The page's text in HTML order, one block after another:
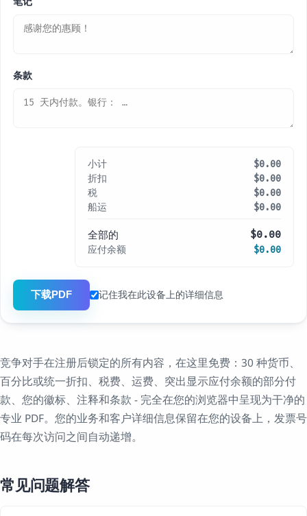
条款
小计 $0.00
折扣 $0.00
税 $0.00
船运 $0.00
全部的
$0.00
应付余额
$0.00
下载PDF 记住我在此设备上的详细信息
竞争对手在注册后锁定的所有内容，在这里免费：30 种货币、
百分比或统一折扣、税费、运费、突出显示应付余额的部分付
款、您的徽标、注释和条款 - 完全在您的浏览器中呈现为干净的
专业 PDF。您的业​​务和客户详细信息保留在您的设备上，发票号
码在每次访问之间自动递增。
常见问题解答